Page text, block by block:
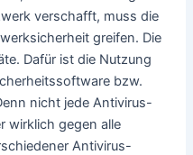
verschafft, muss die
greifen. Die
Dafür ist die Nutzung
bzw.
nicht jede Antivirus-
wirklich gegen alle
Antivirus-